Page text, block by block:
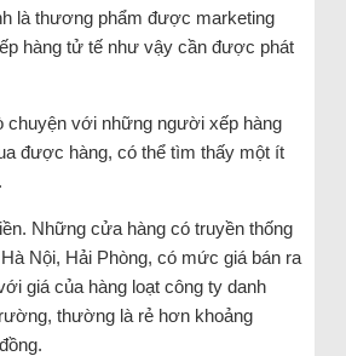
là thương phẩm được marketing
hàng tử tế như vậy cần được phát
chuyện với những người xếp hàng
được hàng, có thể tìm thấy một ít
Những cửa hàng có truyền thống
Nội, Hải Phòng, có mức giá bán ra
giá của hàng loạt công ty danh
thường là rẻ hơn khoảng